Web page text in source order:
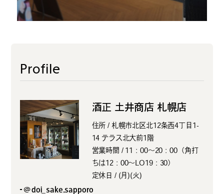
Profile
酒正 土井商店 札幌店
住所 / 札幌市北区北12条西4丁目1-
14 テラス北大前1階
営業時間 / 11：00〜20：00（角打
ちは12：00〜LO19：30）
定休日 / (月)(火)
@doi_sake.sapporo